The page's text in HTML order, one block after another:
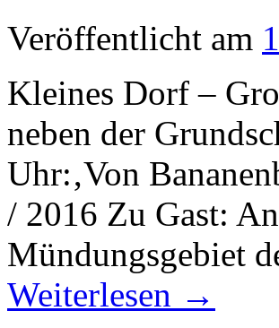
Veröffentlicht am
Kleines Dorf –
neben der
Uhr:‚Von
/ 2016 Zu Gast:
Mündungsgebiet
Weiterlesen →